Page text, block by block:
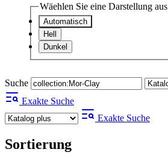
Wäehlen Sie eine Darstellung aus
Automatisch
Hell
Dunkel
Suche
Exakte Suche
Exakte Suche
Sortierung